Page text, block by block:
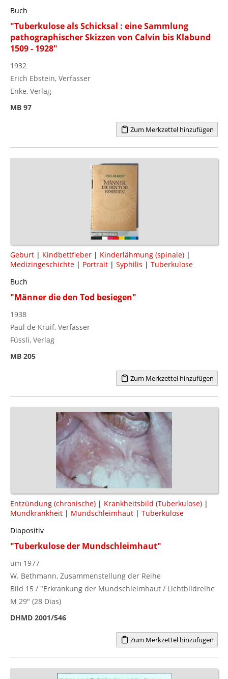
Buch
"Tuberkulose als Schicksal : eine Sammlung
pathographischer Skizzen von Calvin bis Klabund
1509 - 1928"
1932
Erich Ebstein, Verfasser
Enke, Verlag
MB 97
Zum Merkzettel hinzufügen
Geburt | Kindbettfieber | Kinderlähmung (spinale) |
Medizingeschichte | Portrait | Syphilis | Tuberkulose
Buch
"Männer die den Tod besiegen"
1938
Paul de Kruif, Verfasser
Füssli, Verlag
MB 205
Zum Merkzettel hinzufügen
Entzündung (chronische) | Krankheitsbild (Tuberkulose) |
Mundkrankheit | Mundschleimhaut | Tuberkulose
Diapositiv
"Tuberkulose der Mundschleimhaut"
um 1977
W. Bethmann, Zusammenstellung der Reihe
Bild 15 / "Erkrankung der Mundschleimhaut / Lichtbildreihe
M 29" (28 Dias)
DHMD 2001/546
Zum Merkzettel hinzufügen